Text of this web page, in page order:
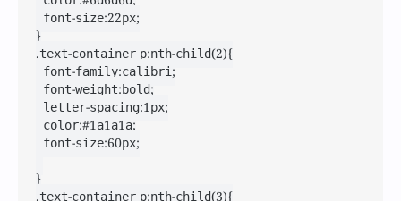
}
.text-container p:nth-child(2){
}
.text-container p:nth-child(3){